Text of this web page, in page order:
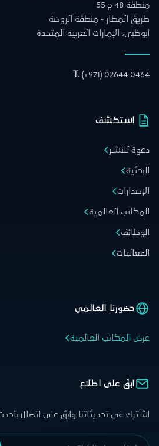
منطقة 48 ج 55
طريق المطار - منطقة الروضة
أبوظبي، الإمارات العربية المتحدة
T. (+971) 02644 0464
استكشف
دعوة للنشر
البحثية
الإصدارات
المكاتب العالمية
الوظائف
الفعاليات
حضورنا العالمي
عرض المكاتب العالمية
ابقَ على اطلاع
اشترك في تحديثاتنا وابقَ على اتصال